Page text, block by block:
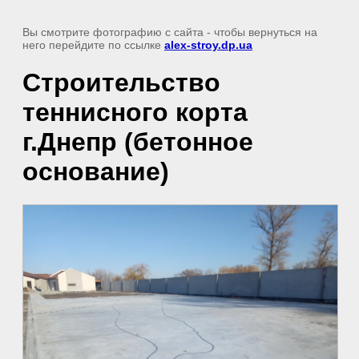
Вы смотрите фотографию с сайта - чтобы вернуться на
него перейдите по ссылке alex-stroy.dp.ua
Строительство
теннисного корта
г.Днепр (бетонное
основание)